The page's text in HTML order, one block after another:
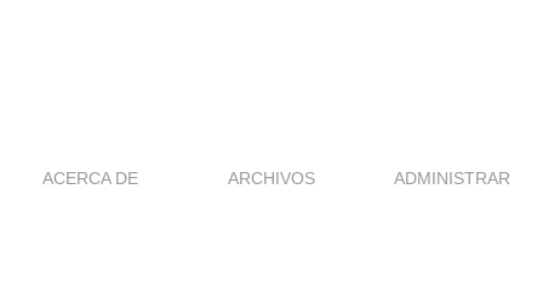
ACERCA DE ARCHIVOS ADMINISTRAR